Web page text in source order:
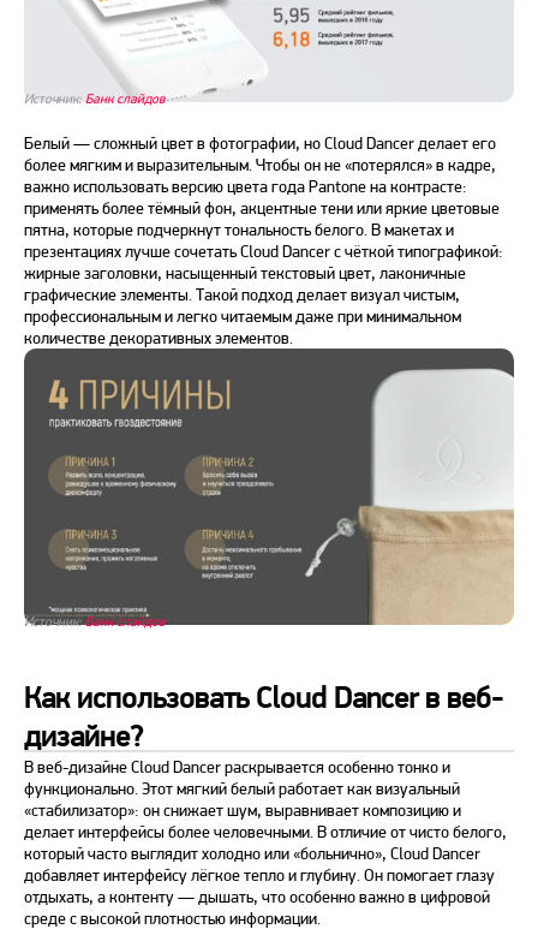
Источник: Банк слайдов
Белый — сложный цвет в фотографии, но Cloud Dancer делает его
более мягким и выразительным. Чтобы он не «потерялся» в кадре,
важно использовать версию цвета года Pantone на контрасте:
применять более тёмный фон, акцентные тени или яркие цветовые
пятна, которые подчеркнут тональность белого. В макетах и
презентациях лучше сочетать Cloud Dancer с чёткой типографикой:
жирные заголовки, насыщенный текстовый цвет, лаконичные
графические элементы. Такой подход делает визуал чистым,
профессиональным и легко читаемым даже при минимальном
количестве декоративных элементов.
Источник: Банк слайдов
Как использовать Cloud Dancer в веб-
дизайне?
В веб-дизайне Cloud Dancer раскрывается особенно тонко и
функционально. Этот мягкий белый работает как визуальный
«стабилизатор»: он снижает шум, выравнивает композицию и
делает интерфейсы более человечными. В отличие от чисто белого,
который часто выглядит холодно или «больнично», Cloud Dancer
добавляет интерфейсу лёгкое тепло и глубину. Он помогает глазу
отдыхать, а контенту — дышать, что особенно важно в цифровой
среде с высокой плотностью информации.